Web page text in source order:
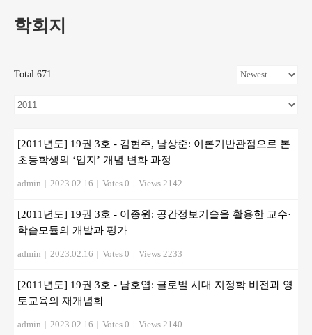
학회지
Total 671
[2011년도] 19권 3호 - 김현주, 남상준: 이론기반관점으로 본
초등학생의 ‘입지’ 개념 변화 과정
admin | 2023.02.16 | Votes 0 | Views 2142
[2011년도] 19권 3호 - 이종원: 공간정보기술을 활용한 교수·
학습모듈의 개발과 평가
admin | 2023.02.16 | Votes 0 | Views 2233
[2011년도] 19권 3호 - 남호엽: 글로벌 시대 지정학 비전과 영
토교육의 재개념화
admin | 2023.02.16 | Votes 0 | Views 2140